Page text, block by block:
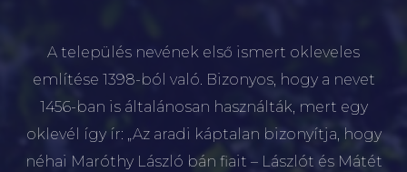
A település nevének első ismert okleveles
említése 1398-ból való. Bizonyos, hogy a nevet
1456-ban is általánosan használták, mert egy
oklevél így ír: „Az aradi káptalan bizonyítja, hogy
néhai Maróthy László bán fiait – Lászlót és Mátét